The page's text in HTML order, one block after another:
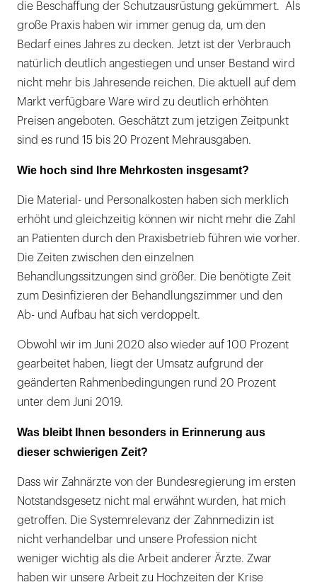
die Beschaffung der Schutzausrüstung gekümmert. Als
große Praxis haben wir immer genug da, um den
Bedarf eines Jahres zu decken. Jetzt ist der Verbrauch
natürlich deutlich angestiegen und unser Bestand wird
nicht mehr bis Jahresende reichen. Die aktuell auf dem
Markt verfügbare Ware wird zu deutlich erhöhten
Preisen angeboten. Geschätzt zum jetzigen Zeitpunkt
sind es rund 15 bis 20 Prozent Mehrausgaben.
Wie hoch sind Ihre Mehrkosten insgesamt?
Die Material- und Personalkosten haben sich merklich
erhöht und gleichzeitig können wir nicht mehr die Zahl
an Patienten durch den Praxisbetrieb führen wie vorher.
Die Zeiten zwischen den einzelnen
Behandlungssitzungen sind größer. Die benötigte Zeit
zum Desinfizieren der Behandlungszimmer und den
Ab- und Aufbau hat sich verdoppelt.
Obwohl wir im Juni 2020 also wieder auf 100 Prozent
gearbeitet haben, liegt der Umsatz aufgrund der
geänderten Rahmenbedingungen rund 20 Prozent
unter dem Juni 2019.
Was bleibt Ihnen besonders in Erinnerung aus
dieser schwierigen Zeit?
Dass wir Zahnärzte von der Bundesregierung im ersten
Notstandsgesetz nicht mal erwähnt wurden, hat mich
getroffen. Die Systemrelevanz der Zahnmedizin ist
nicht verhandelbar und unsere Profession nicht
weniger wichtig als die Arbeit anderer Ärzte. Zwar
haben wir unsere Arbeit zu Hochzeiten der Krise